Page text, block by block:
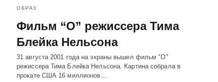
ОБРАЗ
Фильм “О” режиссера Тима
Блейка Нельсона
31 августа 2001 года на экраны вышел фильм "О"
режиссера Тима Блейка Нельсона. Картина собрала в
прокате США 16 миллионов…